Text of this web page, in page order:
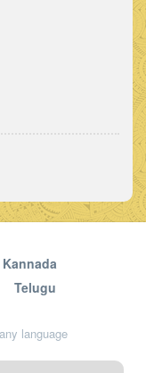
Kannada
Telugu
language